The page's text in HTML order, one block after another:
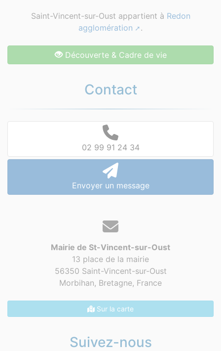
Saint-Vincent-sur-Oust appartient à Redon
agglomération
.
Découverte & Cadre de vie
Contact
02 99 91 24 34
Envoyer un message
Mairie de St-Vincent-sur-Oust
13 place de la mairie
56350 Saint-Vincent-sur-Oust
Morbihan, Bretagne, France
Sur la carte
Suivez-nous